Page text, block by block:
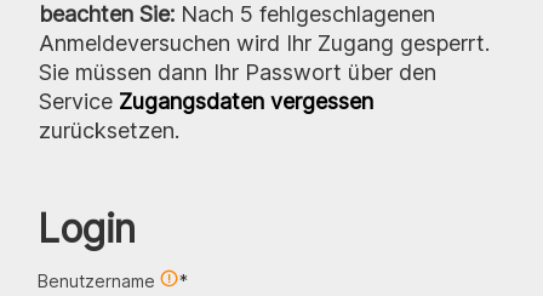
beachten Sie: Nach 5 fehlgeschlagenen
Anmeldeversuchen wird Ihr Zugang gesperrt.
Sie müssen dann Ihr Passwort über den
Service Zugangsdaten vergessen
zurücksetzen.
Login
Benutzername *